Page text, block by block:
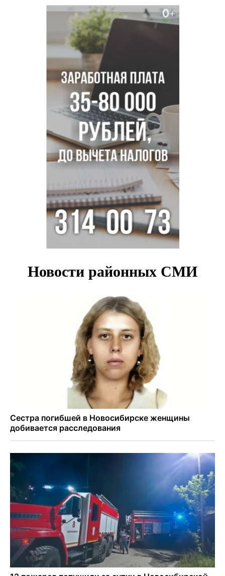
В Новосибирске врачи прооперировали 25 тысяч
пациентов с катарактой
Знаменитый орангутан Бату отметил юбилей в
новосибирском зоопарке
Новосибирские хирурги спасли сердце восьмиклассницы
с донорским клапаном